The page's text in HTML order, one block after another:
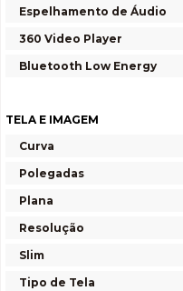
Espelhamento de Áudio
360 Video Player
Bluetooth Low Energy
TELA E IMAGEM
Curva
Polegadas
Plana
Resolução
Slim
Tipo de Tela